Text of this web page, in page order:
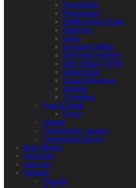
Pendidikan
Perempuan
Politik & Ilmu Sosial
Psikologi
Sains
Sejarah & Militer
Self-improvement
Seni, Musik, & Film
Sepak Bola
Sosial & Budaya
Statistik
Travelling
Puisi & Sajak
Prosa
Sketsa
Terjemahan Jepang
Terjemahan Korea
Buku Mojok
EA Books
Lain-Lain
Pakaian
Hoodie